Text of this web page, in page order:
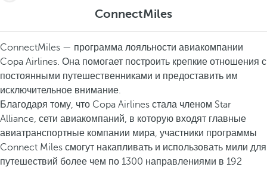
ConnectMiles
ConnectMiles — программа лояльности авиакомпании
Copa Airlines. Она помогает построить крепкие отношения с
постоянными путешественниками и предоставить им
исключительное внимание.
Благодаря тому, что Copa Airlines стала членом Star
Alliance, сети авиакомпаний, в которую входят главные
авиатранспортные компании мира, участники программы
Connect Miles смогут накапливать и использовать мили для
путешествий более чем по 1300 направлениями в 192